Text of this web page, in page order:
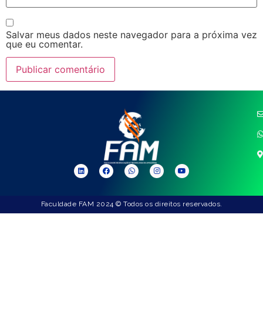
Salvar meus dados neste navegador para a próxima vez
que eu comentar.
Faculdade FAM 2024 © Todos os direitos reservados.